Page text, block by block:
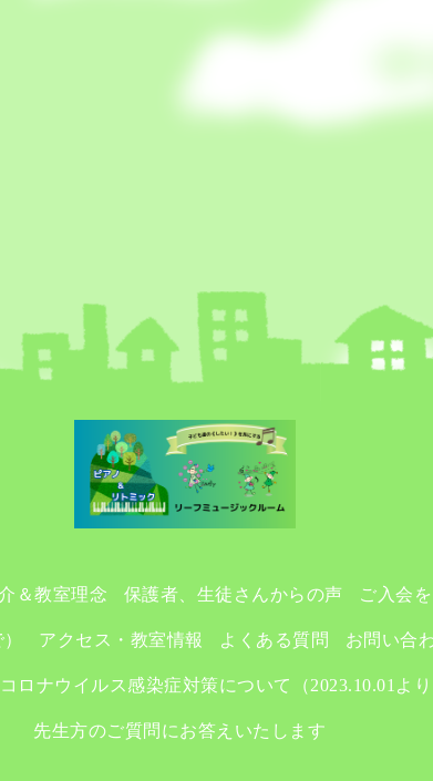
＆教室理念 保護者、生徒さんからの声 ご入会
アクセス・教室情報 よくある質問 お問い合
ロナウイルス感染症対策について（2023.10.01よ
先生方のご質問にお答えいたします